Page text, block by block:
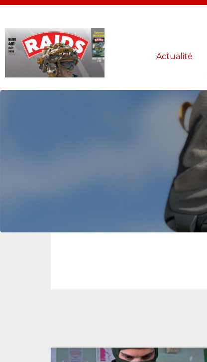
Actualité
Panneau de gestion des cookies